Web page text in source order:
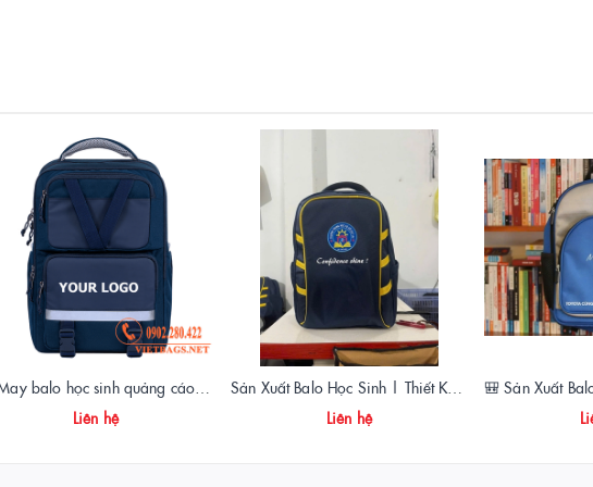
Liên hệ
Sản Xuất Balo Học Sinh | Thiết Kế Theo Yêu Cầu, In Logo Trường – Giá Xưởng
Liên hệ